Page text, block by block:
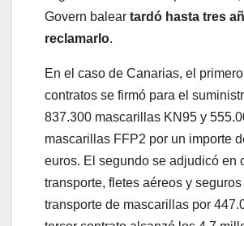
Govern balear tardó hasta tres
reclamarlo.
En el caso de Canarias, el
contratos se firmó para el
837.300 mascarillas KN95 y
mascarillas FFP2 por un importe
euros. El segundo se adjudicó en
transporte, fletes aéreos y
transporte de mascarillas por